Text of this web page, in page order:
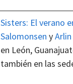
Sisters: El verano
Salomonsen y
en León,
también en las